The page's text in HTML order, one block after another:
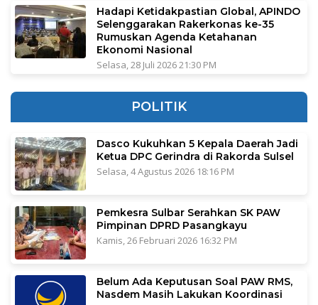
Hadapi Ketidakpastian Global, APINDO
Selenggarakan Rakerkonas ke-35
Rumuskan Agenda Ketahanan
Ekonomi Nasional
Selasa, 28 Juli 2026 21:30 PM
POLITIK
Dasco Kukuhkan 5 Kepala Daerah Jadi
Ketua DPC Gerindra di Rakorda Sulsel
Selasa, 4 Agustus 2026 18:16 PM
Pemkesra Sulbar Serahkan SK PAW
Pimpinan DPRD Pasangkayu
Kamis, 26 Februari 2026 16:32 PM
Belum Ada Keputusan Soal PAW RMS,
Nasdem Masih Lakukan Koordinasi